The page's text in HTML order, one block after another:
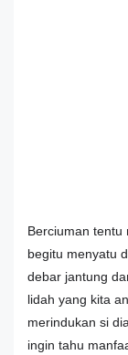
Berciuman tentu
begitu menyatu
debar jantung
lidah yang kita
merindukan si
ingin tahu